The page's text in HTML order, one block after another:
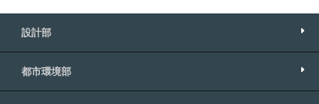
設計部
都市環境部